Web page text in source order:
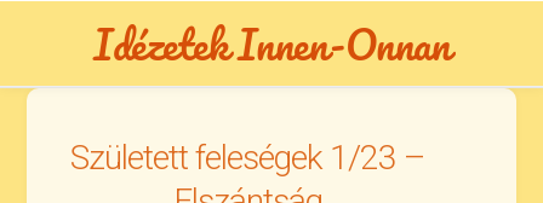
Idézetek Innen-Onnan
Született feleségek 1/23 –